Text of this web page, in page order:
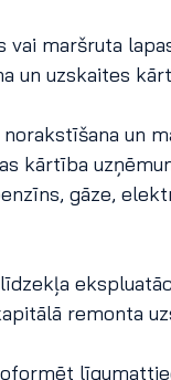
vai maršruta
un uzskaites
un
kārtība
gāze,
remonta